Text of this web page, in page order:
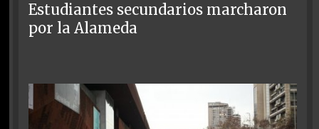
Estudiantes secundarios marcharon
por la Alameda